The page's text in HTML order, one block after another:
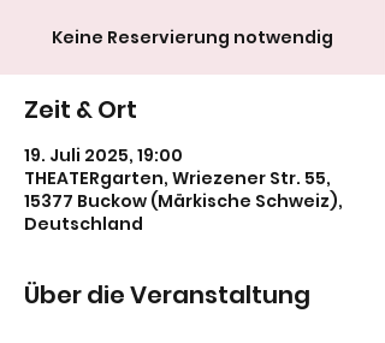
Keine Reservierung notwendig
Zeit & Ort
19. Juli 2025, 19:00
THEATERgarten, Wriezener Str. 55,
15377 Buckow (Märkische Schweiz),
Deutschland
Über die Veranstaltung